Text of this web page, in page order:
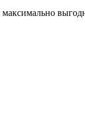
максимально